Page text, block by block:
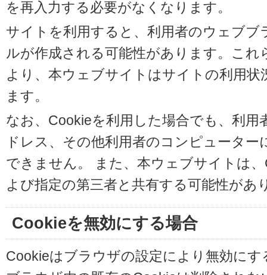
を再入力する必要がなくなります。
サイトを利用すると、利用者のウェブ
ルが作成される可能性があります。こ
より、本ウェブサイトはサイトの利用
ます。
なお、Cookieを利用した場合でも、利用
ドレス、その他利用者のコンピュータ
できません。 また、本ウェブサイトは
よび指定の第三者と共有する可能性があ
Cookieを無効にする場合
Cookieはブラウザの設定により無効に